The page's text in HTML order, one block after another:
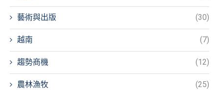
藝術與出版 (30)
越南 (7)
趨勢商機 (12)
農林漁牧 (25)